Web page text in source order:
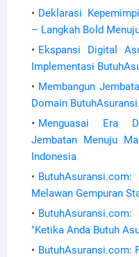
Deklarasi
– Langkah Bold
Ekspansi Digital
Implementasi
Membangun
Domain
Menguasai Era
Jembatan Menuju
Indonesia
Melawan Gempuran
"Ketika Anda Butuh
ButuhAsuransi.com: